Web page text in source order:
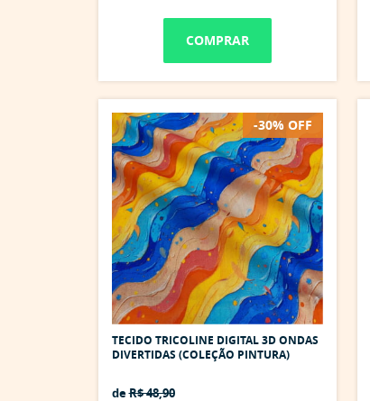
COMPRAR
-30% OFF
TECIDO TRICOLINE DIGITAL 3D ONDAS
DIVERTIDAS (COLEÇÃO PINTURA)
deR$ 48,90